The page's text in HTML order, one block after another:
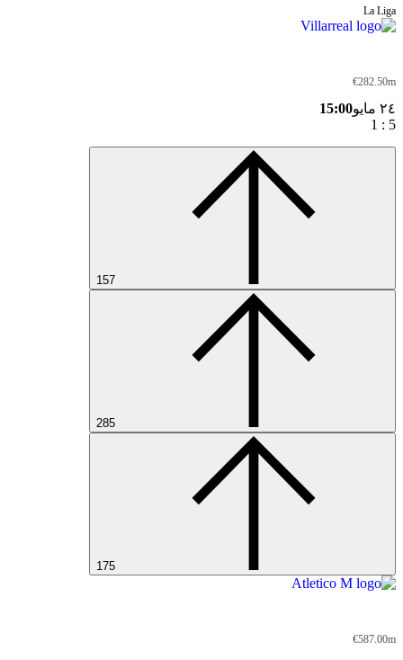
La Liga
€282.50m
٢٤ مايو
15:00
5
:
1
€587.00m